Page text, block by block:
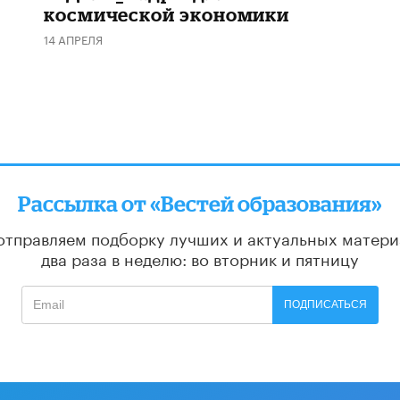
космической экономики
14 АПРЕЛЯ
Рассылка от «Вестей образования»
подборку лучших и актуальных
два раза в неделю: во вторник и пятницу
ПОДПИСАТЬСЯ